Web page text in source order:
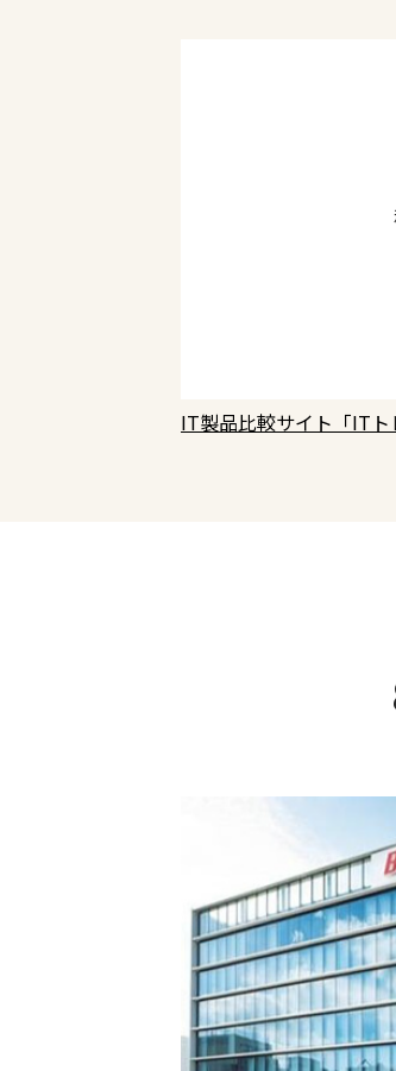
IT製品比較サイト「IT